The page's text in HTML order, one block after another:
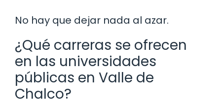
No hay que dejar nada al azar.
¿Qué carreras se ofrecen
en las universidades
públicas en Valle de
Chalco?